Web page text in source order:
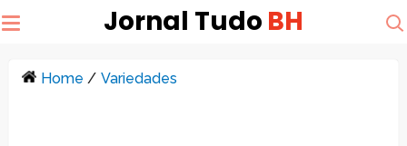
Jornal Tudo BH
Home / Variedades